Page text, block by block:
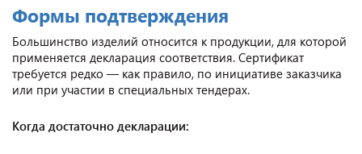
Формы подтверждения
Большинство изделий относится к продукции, для которой
применяется декларация соответствия. Сертификат
требуется редко — как правило, по инициативе заказчика
или при участии в специальных тендерах.
Когда достаточно декларации: